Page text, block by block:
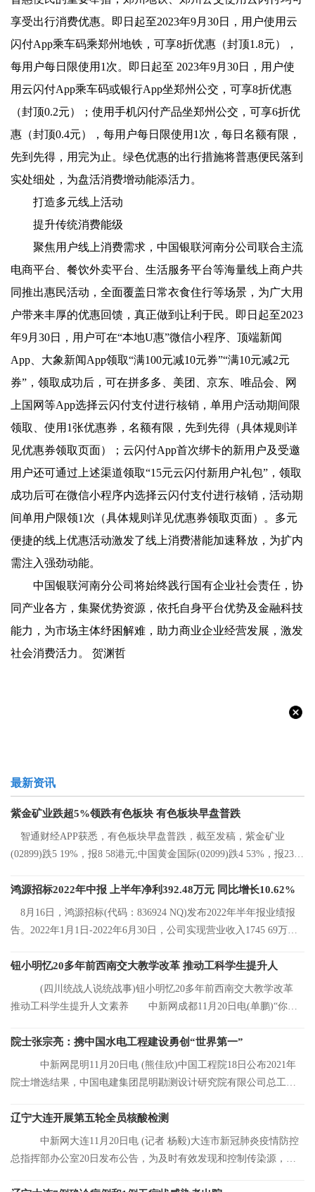
享受出行消费优惠。即日起至2023年9月30日，用户使用云
闪付App乘车码乘郑州地铁，可享8折优惠（封顶1.8元），
每用户每日限使用1次。即日起至 2023年9月30日，用户使
用云闪付App乘车码或银行App坐郑州公交，可享8折优惠
（封顶0.2元）；使用手机闪付产品坐郑州公交，可享6折优
惠（封顶0.4元），每用户每日限使用1次，每日名额有限，
先到先得，用完为止。绿色优惠的出行措施将普惠便民落到
实处细处，为盘活消费增动能添活力。
打造多元线上活动
提升传统消费能级
聚焦用户线上消费需求，中国银联河南分公司联合主流
电商平台、餐饮外卖平台、生活服务平台等海量线上商户共
同推出惠民活动，全面覆盖日常衣食住行等场景，为广大用
户带来丰厚的优惠回馈，真正做到让利于民。即日起至2023
年9月30日，用户可在“本地U惠”微信小程序、顶端新闻
App、大象新闻App领取“满100元减10元券”“满10元减2元
券”，领取成功后，可在拼多多、美团、京东、唯品会、网
上国网等App选择云闪付支付进行核销，单用户活动期间限
领取、使用1张优惠券，名额有限，先到先得（具体规则详
见优惠券领取页面）；云闪付App首次绑卡的新用户及受邀
用户还可通过上述渠道领取“15元云闪付新用户礼包”，领取
成功后可在微信小程序内选择云闪付支付进行核销，活动期
间单用户限领1次（具体规则详见优惠券领取页面）。多元
便捷的线上优惠活动激发了线上消费潜能加速释放，为扩内
需注入强劲动能。
中国银联河南分公司将始终践行国有企业社会责任，协
同产业各方，集聚优势资源，依托自身平台优势及金融科技
能力，为市场主体纾困解难，助力商业企业经营发展，激发
社会消费活力。 贺渊哲
最新资讯
紫金矿业跌超5%领跌有色板块 有色板块早盘普跌
智通财经APP获悉，有色板块早盘普跌，截至发稿，紫金矿业
(02899)跌5 19%，报8 58港元;中国黄金国际(02099)跌4 53%，报23 2
鸿源招标2022年中报 上半年净利392.48万元 同比增长10.62%
8月16日，鸿源招标(代码：836924 NQ)发布2022年半年报业绩报
告。2022年1月1日-2022年6月30日，公司实现营业收入1745 69万
钮小明忆20多年前西南交大教学改革 推动工科学生提升人
(四川统战人说统战事)钮小明忆20多年前西南交大教学改革
推动工科学生提升人文素养 中新网成都11月20日电(单鹏)“你们
院士张宗亮：携中国水电工程建设勇创“世界第一”
中新网昆明11月20日电 (熊佳欣)中国工程院18日公布2021年
院士增选结果，中国电建集团昆明勘测设计研究院有限公司总工程
辽宁大连开展第五轮全员核酸检测
中新网大连11月20日电 (记者 杨毅)大连市新冠肺炎疫情防控
总指挥部办公室20日发布公告，为及时有效发现和控制传染源，结